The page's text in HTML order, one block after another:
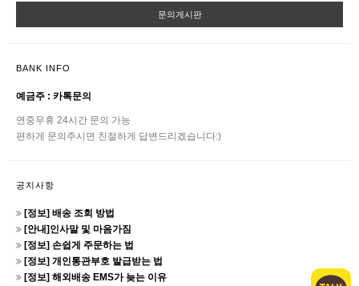
문의게시판
BANK INFO
예금주 : 카톡문의
연중무휴 24시간 문의 가능
편하게 문의주시면 친절하게 답변드리겠습니다:)
공지사항
[정보] 배송 조회 방법
[안내]인사말 및 마음가짐
[정보] 손쉽게 주문하는 법
[정보] 개인통관부호 발급받는 법
[정보] 해외배송 EMS가 늦는 이유